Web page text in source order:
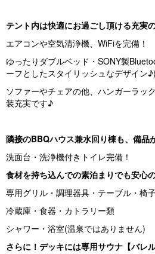
テント内は快適にお過ごし頂ける充実
エアコンや空気清浄機、WiFiを完備！
ゆったりダブルベッド・SONY製
ーフとしたスタイリッシュなデザイン♪)
ソファーやチェアの他、ハンガーラッ
装充実です♪
隣接のBBQハウス兼水回り棟も、備品
洗面台・洗浄機付きトイレ完備！
食材を持ち込んでの素泊まりでも安心
専用グリル・調理器具・テーブル・椅
冷蔵庫・食器・カトラリー類
シャワー・浴室(温泉ではありません)
さらに！デッキには専用サウナ【バレ